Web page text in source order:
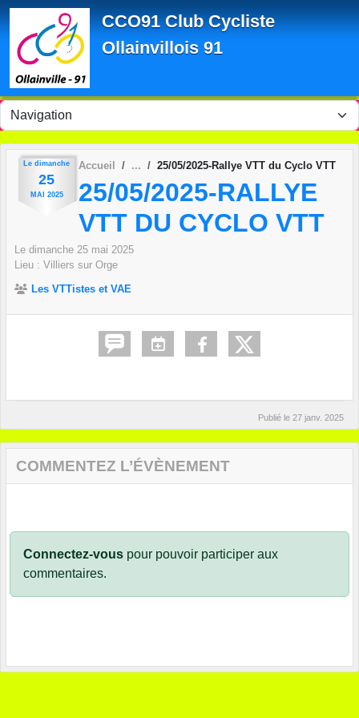
CCO91 Club Cycliste
Ollainvillois 91
Le dimanche
25
MAI 2025
Accueil 25/05/2025-Rallye VTT du Cyclo VTT
25/05/2025-RALLYE
VTT DU CYCLO VTT
Le dimanche 25 mai 2025
Lieu : Villiers sur Orge
Les VTTistes et VAE
Publié le 27 janv. 2025
COMMENTEZ L’ÉVÈNEMENT
Connectez-vous pour pouvoir participer aux
commentaires.
Panneau de gestion des cookies